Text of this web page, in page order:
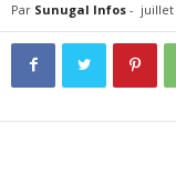
Par Sunugal Infos - juillet